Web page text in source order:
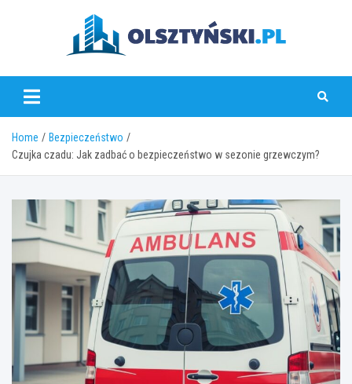
olsztynski.pl
Home
Bezpieczeństwo
Czujka czadu: Jak zadbać o bezpieczeństwo w sezonie grzewczym?